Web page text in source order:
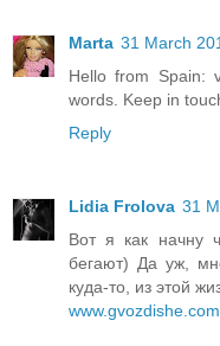
Marta 31 March
Hello from Spain:
words. Keep in
Reply
Lidia Frolova 31
Вот я как начну
бегают) Да уж,
куда-то, из этой
www.gvozdishe.com